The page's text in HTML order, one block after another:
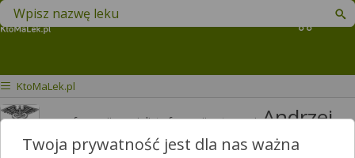
Koszyk
Znajdź lek w swojej okolicy
KtoMaLek.pl
mgr farmacji specjalista farmacji aptecznejAndrzej
Jakimiuk
Twoja prywatność jest dla nas ważna